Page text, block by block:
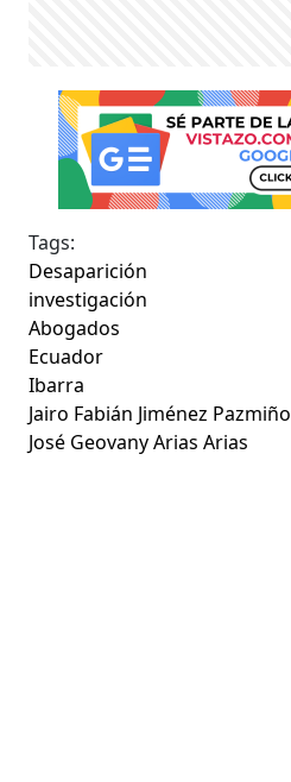
Tags:
Desaparición
investigación
Abogados
Ecuador
Ibarra
Jairo Fabián Jiménez Pazmiño
José Geovany Arias Arias